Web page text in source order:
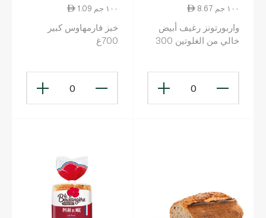
8.67 ١٠٠ جم
واربورتونز رغيف أبيض
خالي من الغلوتين 300
0
1.09 ١٠٠ جم
خبز فارمهاوس كبير
700غ
0